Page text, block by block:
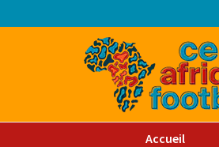
Accueil